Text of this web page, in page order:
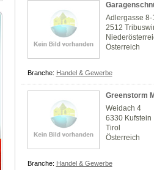
Adlergasse 8-
2512
Österreich
Branche: Handel & Gewerbe
Greenstorm
Weidach 4
6330 Kufstein
Tirol
Österreich
Branche: Handel & Gewerbe